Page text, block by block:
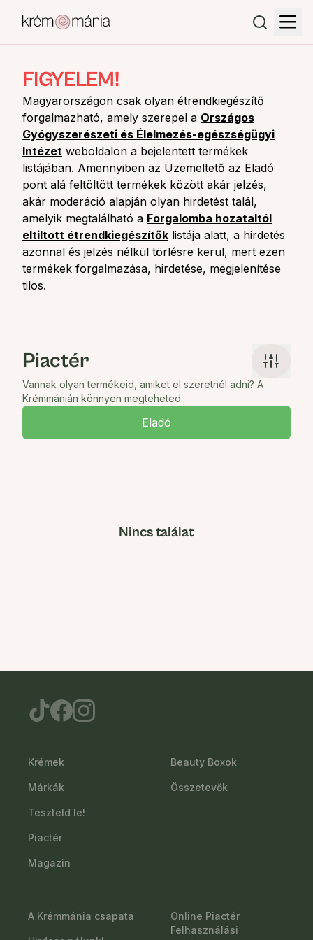
FIGYELEM!
Magyarországon csak olyan étrendkiegészítő
forgalmazható, amely szerepel a Országos
Gyógyszerészeti és Élelmezés-egészségügyi
Intézet weboldalon a bejelentett termékek
listájában. Amennyiben az Üzemeltető az Eladó
pont alá feltöltött termékek között akár jelzés,
akár moderáció alapján olyan hirdetést talál,
amelyik megtalálható a Forgalomba hozataltól
eltiltott étrendkiegészítők listája alatt, a hirdetés
azonnal és jelzés nélkül törlésre kerül, mert ezen
termékek forgalmazása, hirdetése, megjelenítése
tilos.
Piactér
Vannak olyan termékeid, amiket el szeretnél adni? A
Krémmánián könnyen megteheted.
Eladó
Nincs találat
Krémek
Márkák
Teszteld le!
Piactér
Magazin
Beauty Boxok
Összetevők
A Krémmánia csapata
Online Piactér
Felhasználási